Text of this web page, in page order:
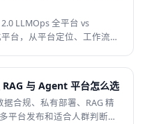
LLMOps 全平台 vs
台，从平台定位、工作流编
平台。
与 Agent 平台怎么选
据合规、私有部署、RAG 精
平台发布和适合人群判断，